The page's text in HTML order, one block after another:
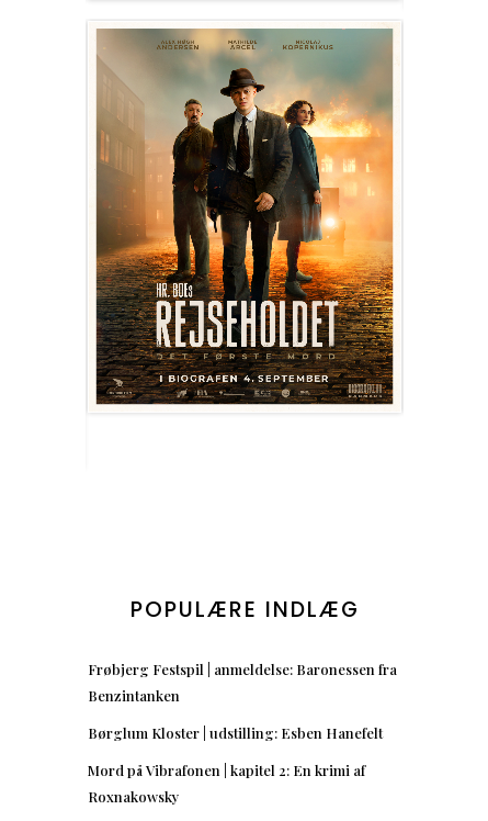
POPULÆRE INDLÆG
Frøbjerg Festspil | anmeldelse: Baronessen fra
Benzintanken
Børglum Kloster | udstilling: Esben Hanefelt
Mord på Vibrafonen | kapitel 2: En krimi af
Roxnakowsky